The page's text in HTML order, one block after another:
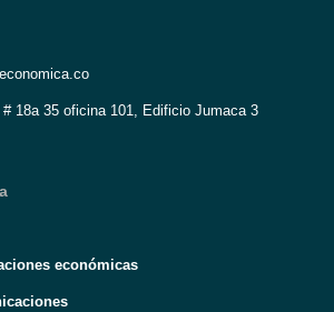
# 18a 35 oficina 101, Edificio Jumaca 3
económicas